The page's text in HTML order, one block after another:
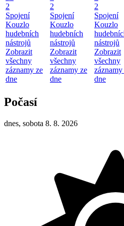
2
Spojení
Kouzlo
hudebních
nástrojů
Zobrazit
všechny
záznamy ze
dne
2
Spojení
Kouzlo
hudebních
nástrojů
Zobrazit
všechny
záznamy ze
dne
2
Spojení
Kouzlo
nástrojů
Zobrazit
všechny
záznamy
dne
Počasí
dnes, sobota 8. 8. 2026